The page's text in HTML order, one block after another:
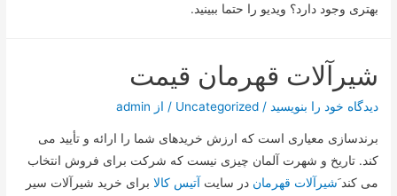
بهتری وجود دارد؟ ویدیو را حتما ببینید.
شیرآلات قهرمان قیمت
دیدگاه‌ خود را بنویسید /
Uncategorized / از admin
برندسازی معیاری است که ارزش خریدهای شما را ارائه و تأیید می
کند. تاریخ و شهرت آلمان چیزی نیست که شرکت برای فروش انتخاب
می کند َشیرآلات قهرمان در سایت آتیس کالا برای خرید شیرآلات سیر